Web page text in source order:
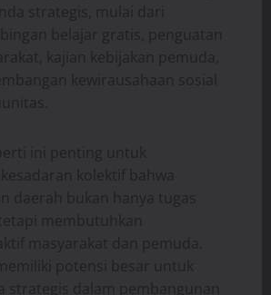
strategis, mulai dari
belajar gratis, penguatan
kajian kebijakan pemuda,
kewirausahaan sosial
ini penting untuk
kolektif bahwa
daerah bukan hanya tugas
membutuhkan
masyarakat dan pemuda.
potensi besar untuk
strategis dalam pembangunan